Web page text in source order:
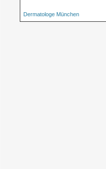
Dermatologe München